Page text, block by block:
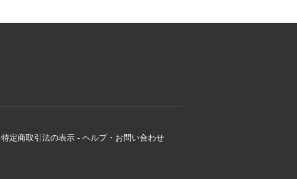
特定商取引法の表示 - ヘルプ・お問い合わせ